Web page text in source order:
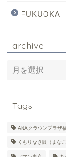
FUKUOKA
archive
Tags
ANAクラウンプラザ
くもりなき眼（まな